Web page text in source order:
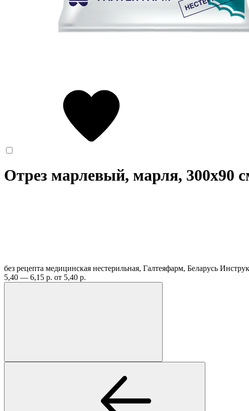
Отрез марлевый, марля, 300х90
без рецепта медицинская нестерильная, Галтеяфарм, Беларусь
5,40 — 6,15 р. от 5,40 р.